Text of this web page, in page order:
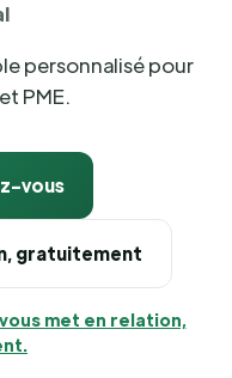
personnalisé pour
PME.
vous
gratuitement
met en relation,